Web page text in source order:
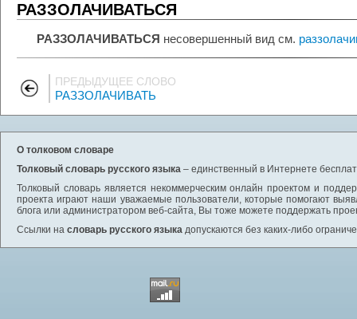
РАЗЗОЛАЧИВАТЬСЯ
РАЗЗОЛАЧИВАТЬСЯ несовершенный вид см.
ПРЕДЫДУЩЕЕ СЛОВО
РАЗЗОЛАЧИВАТЬ
О толковом словаре
Толковый словарь русского языка – единственный в Интернете
Толковый словарь является некоммерческим онлайн проектом и
проекта играют наши уважаемые пользователи, которые помогают
блога или администратором веб-сайта, Вы тоже можете поддержать
Ссылки на словарь русского языка допускаются без каких-либо